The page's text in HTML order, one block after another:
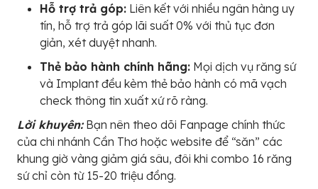
Hỗ trợ trả góp: Liên kết với nhiều ngân hàng uy
tín, hỗ trợ trả góp lãi suất 0% với thủ tục đơn
giản, xét duyệt nhanh.
Thẻ bảo hành chính hãng: Mọi dịch vụ răng sứ
và Implant đều kèm thẻ bảo hành có mã vạch
check thông tin xuất xứ rõ ràng.
Lời khuyên:Bạn nên theo dõi Fanpage chính thức
của chi nhánh Cần Thơ hoặc website để “săn” các
khung giờ vàng giảm giá sâu, đôi khi combo 16 răng
sứ chỉ còn từ 15-20 triệu đồng.